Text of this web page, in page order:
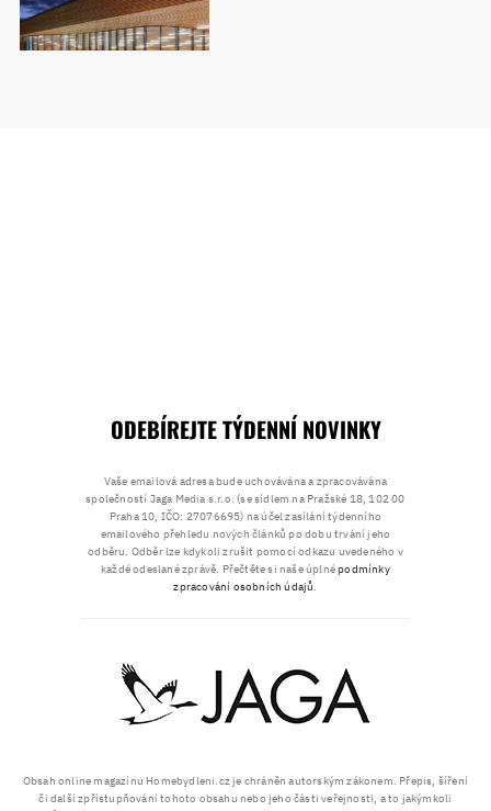
Obsah online magazínu Homebydleni.cz je chráněn autorským zákonem. Přepis, šíření
či další zpřístupňování tohoto obsahu nebo jeho části veřejnosti, a to jakýmkoli
ODEBÍREJTE TÝDENNÍ NOVINKY
Vaše emailová adresa bude uchovávána a zpracovávána
společností Jaga Media s.r.o. (se sídlem na Pražské 18, 102 00
Praha 10, IČO: 27076695) na účel zasílání týdenního
emailového přehledu nových článků po dobu trvání jeho
odběru. Odběr lze kdykoli zrušit pomocí odkazu uvedeného v
každé odeslané zprávě. Přečtěte si naše úplnépodmínky
zpracování osobních údajů.